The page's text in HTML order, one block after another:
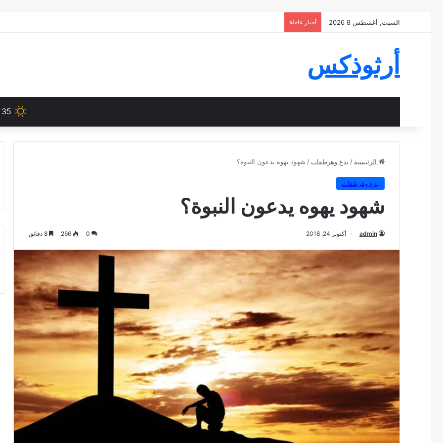
السبت, أغسطس 8 2026 أخبار عاجلة
أرثوذكس
35
الرئيسية / بدع وهرطقات / شهود يهوه يدعون النبوة؟
بدع وهرطقات
شهود يهوه يدعون النبوة؟
admin أكتوبر 24, 2018 0
266